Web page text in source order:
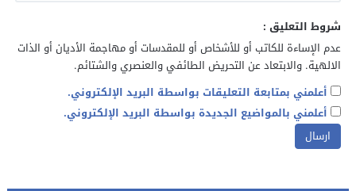
شروط التعليق :
عدم الإساءة للكاتب أو للأشخاص أو للمقدسات أو مهاجمة الأديان أو الذات
الالهية. والابتعاد عن التحريض الطائفي والعنصري والشتائم.
أعلمني بمتابعة التعليقات بواسطة البريد الإلكتروني.
أعلمني بالمواضيع الجديدة بواسطة البريد الإلكتروني.